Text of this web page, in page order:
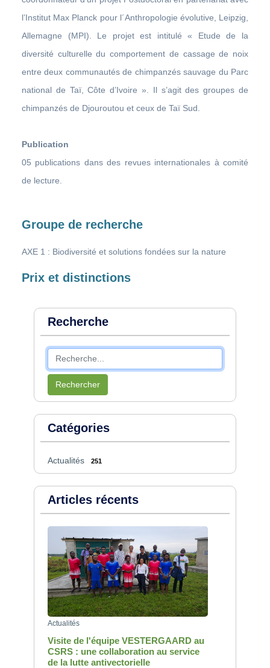
l’Institut Max Planck pour l´Anthropologie évolutive, Leipzig,
Allemagne (MPI). Le projet est intitulé « Etude de la
diversité culturelle du comportement de cassage de noix
entre deux communautés de chimpanzés sauvage du Parc
national de Taï, Côte d’Ivoire ». Il s’agit des groupes de
chimpanzés de Djouroutou et ceux de Taï Sud.
Publication
05 publications dans des revues internationales à comité
de lecture.
Groupe de recherche
AXE 1 : Biodiversité et solutions fondées sur la nature
Prix et distinctions
Recherche
Rechercher
Catégories
Actualités 251
Articles récents
Actualités
Visite de l'équipe VESTERGAARD au
CSRS : une collaboration au service
de la lutte antivectorielle